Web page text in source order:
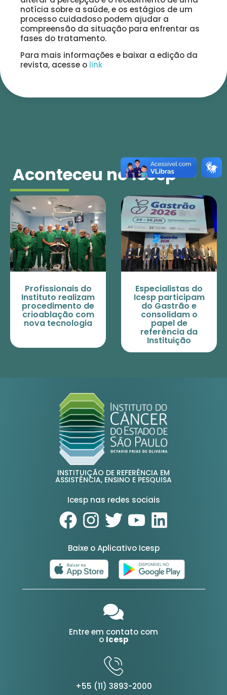
notícia sobre a saúde, e os estágios de um
processo cuidadoso podem ajudar a
compreensão da situação para enfrentar as
fases do tratamento.
Para mais informações e baixar a edição da
revista, acesse o link
Aconteceu no Icesp
Profissionais do
Instituto realizam
procedimento de
crioablação com
nova tecnologia
Especialistas do
Icesp participam
do Gastrão e
consolidam o
papel de
referência da
Instituição
INSTITUIÇÃO DE REFERÊNCIA EM
ASSISTÊNCIA, ENSINO E PESQUISA
Icesp nas redes sociais
Baixe o Aplicativo Icesp
Entre em contato com
o Icesp
+55 (11) 3893-2000